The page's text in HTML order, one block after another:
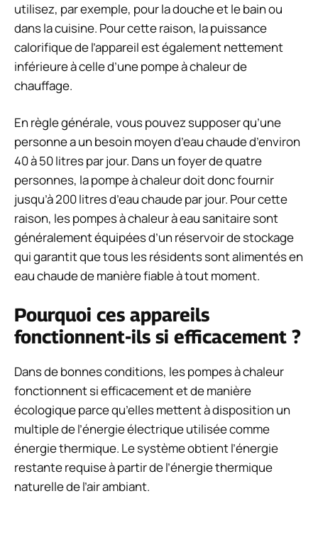
utilisez, par exemple, pour la douche et le bain ou
dans la cuisine. Pour cette raison, la puissance
calorifique de l’appareil est également nettement
inférieure à celle d’une pompe à chaleur de
chauffage.
En règle générale, vous pouvez supposer qu’une
personne a un besoin moyen d’eau chaude d’environ
40 à 50 litres par jour. Dans un foyer de quatre
personnes, la pompe à chaleur doit donc fournir
jusqu’à 200 litres d’eau chaude par jour. Pour cette
raison, les pompes à chaleur à eau sanitaire sont
généralement équipées d’un réservoir de stockage
qui garantit que tous les résidents sont alimentés en
eau chaude de manière fiable à tout moment.
Pourquoi ces appareils
fonctionnent-ils si efficacement ?
Dans de bonnes conditions, les pompes à chaleur
fonctionnent si efficacement et de manière
écologique parce qu’elles mettent à disposition un
multiple de l’énergie électrique utilisée comme
énergie thermique. Le système obtient l’énergie
restante requise à partir de l’énergie thermique
naturelle de l’air ambiant.